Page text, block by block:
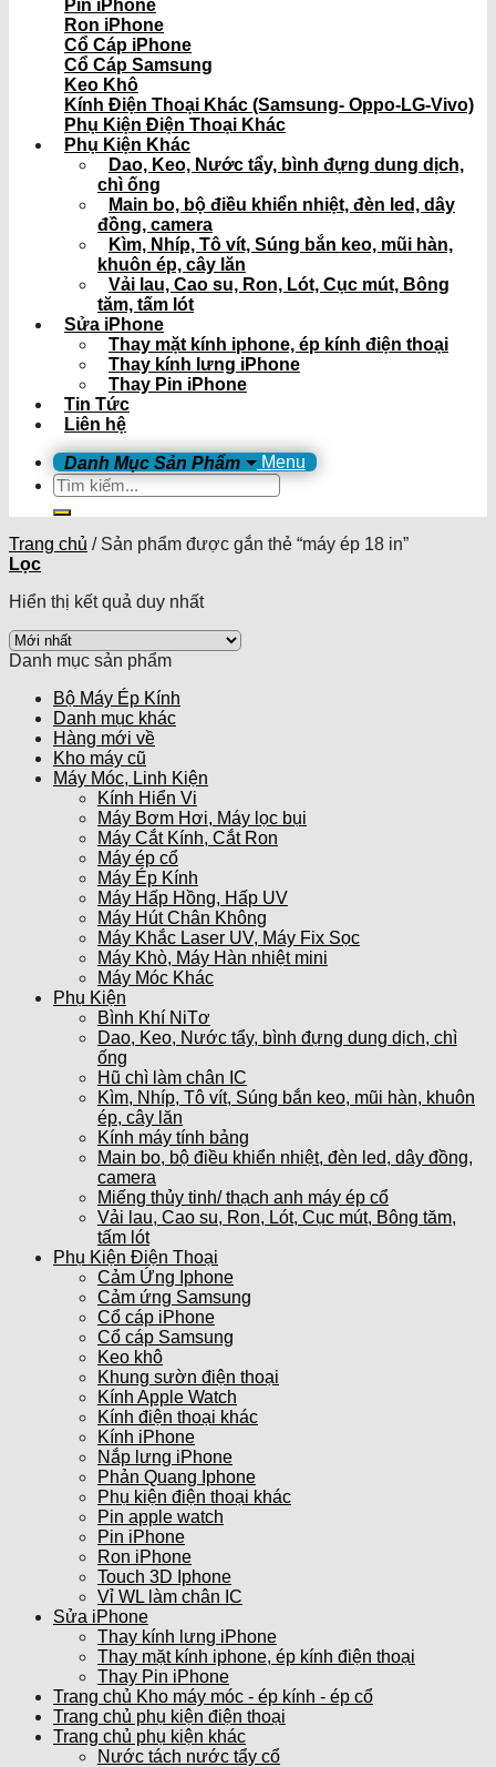
Pin iPhone
Ron iPhone
Cổ Cáp iPhone
Cổ Cáp Samsung
Keo Khô
Kính Điện Thoại Khác (Samsung- Oppo-LG-Vivo)
Phụ Kiện Điện Thoại Khác
Phụ Kiện Khác
Dao, Keo, Nước tẩy, bình đựng dung dịch,
chì ống
Main bo, bộ điều khiển nhiệt, đèn led, dây
đồng, camera
Kìm, Nhíp, Tô vít, Súng bắn keo, mũi hàn,
khuôn ép, cây lăn
Vải lau, Cao su, Ron, Lót, Cục mút, Bông
tăm, tấm lót
Sửa iPhone
Thay mặt kính iphone, ép kính điện thoại
Thay kính lưng iPhone
Thay Pin iPhone
Tin Tức
Liên hệ
Menu
Tìm
kiếm:
Trang chủ /Sản phẩm được gắn thẻ “máy ép 18 in”
Lọc
Hiển thị kết quả duy nhất
Danh mục sản phẩm
Bộ Máy Ép Kính
Danh mục khác
Hàng mới về
Kho máy cũ
Máy Móc, Linh Kiện
Kính Hiển Vi
Máy Bơm Hơi, Máy lọc bụi
Máy Cắt Kính, Cắt Ron
Máy ép cổ
Máy Ép Kính
Máy Hấp Hồng, Hấp UV
Máy Hút Chân Không
Máy Khắc Laser UV, Máy Fix Sọc
Máy Khò, Máy Hàn nhiệt mini
Máy Móc Khác
Phụ Kiện
Bình Khí NiTơ
Dao, Keo, Nước tẩy, bình đựng dung dịch, chì
ống
Hũ chì làm chân IC
Kìm, Nhíp, Tô vít, Súng bắn keo, mũi hàn, khuôn
ép, cây lăn
Kính máy tính bảng
Main bo, bộ điều khiển nhiệt, đèn led, dây đồng,
camera
Miếng thủy tinh/ thạch anh máy ép cổ
Vải lau, Cao su, Ron, Lót, Cục mút, Bông tăm,
tấm lót
Phụ Kiện Điện Thoại
Cảm Ứng Iphone
Cảm ứng Samsung
Cổ cáp iPhone
Cổ cáp Samsung
Keo khô
Khung sườn điện thoại
Kính Apple Watch
Kính điện thoại khác
Kính iPhone
Nắp lưng iPhone
Phản Quang Iphone
Phụ kiện điện thoại khác
Pin apple watch
Pin iPhone
Ron iPhone
Touch 3D Iphone
Vỉ WL làm chân IC
Sửa iPhone
Thay kính lưng iPhone
Thay mặt kính iphone, ép kính điện thoại
Thay Pin iPhone
Trang chủ Kho máy móc - ép kính - ép cổ
Trang chủ phụ kiện điện thoại
Trang chủ phụ kiện khác
Nước tách nước tẩy cổ